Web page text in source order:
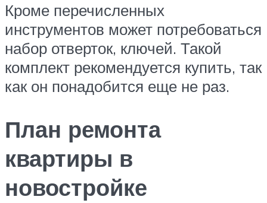
Кроме перечисленных
инструментов может потребоваться
набор отверток, ключей. Такой
комплект рекомендуется купить, так
как он понадобится еще не раз.
План ремонта
квартиры в
новостройке